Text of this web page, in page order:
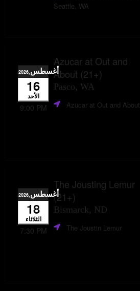
Seattle, WA
Azucar at Out and
About (21+)
Pasco, WA
أغسطس,2026
16
الأحد
9:00 PM Azucar at Out and About
The Jousting Lemur
(21+)
Bismarck, ND
أغسطس,2026
18
الثلاثاء
7:30 PM The Joustin Lemur